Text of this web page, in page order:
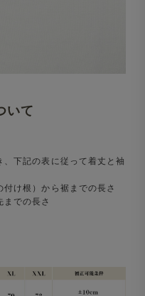
いて
下記の表に従って着丈と袖
付け根）から裾までの長さ
までの長さ